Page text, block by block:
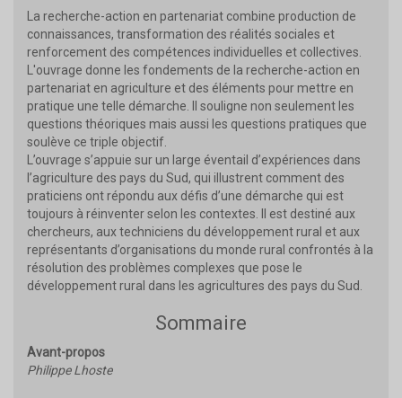
La recherche-action en partenariat combine production de
connaissances, transformation des réalités sociales et
renforcement des compétences individuelles et collectives.
L'ouvrage donne les fondements de la recherche-action en
partenariat en agriculture et des éléments pour mettre en
pratique une telle démarche. Il souligne non seulement les
questions théoriques mais aussi les questions pratiques que
soulève ce triple objectif.
L’ouvrage s’appuie sur un large éventail d’expériences dans
l’agriculture des pays du Sud, qui illustrent comment des
praticiens ont répondu aux défis d’une démarche qui est
toujours à réinventer selon les contextes. Il est destiné aux
chercheurs, aux techniciens du développement rural et aux
représentants d’organisations du monde rural confrontés à la
résolution des problèmes complexes que pose le
développement rural dans les agricultures des pays du Sud.
Sommaire
Avant-propos
Philippe Lhoste